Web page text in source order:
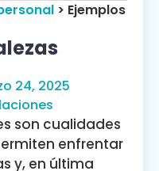
> Ejemplos
24, 2025
son cualidades
enfrentar
y, en última